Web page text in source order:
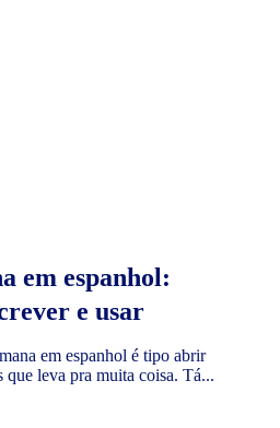
em espanhol:
e usar
em espanhol é tipo abrir
que leva pra muita coisa. Tá...